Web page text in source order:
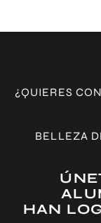
¿QUIERES
BELLEZA
HAN